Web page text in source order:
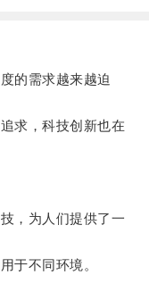
的需求越来越迫
求，科技创新也在
，为人们提供了一
不同环境。